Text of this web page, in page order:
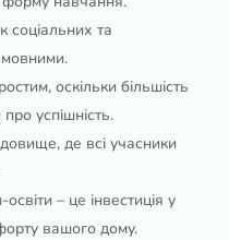
соціальних та
мовними.
оскільки більшість
успішність.
де всі учасники
– це інвестиція у
вашого дому.